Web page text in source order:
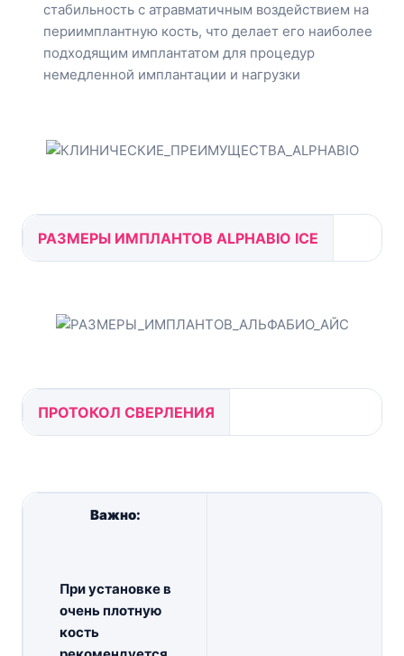
стабильность с атравматичным воздействием на
периимплантную кость, что делает его наиболее
подходящим имплантатом для процедур
немедленной имплантации и нагрузки
РАЗМЕРЫ ИМПЛАНТОВ ALPHABIO ICE
ПРОТОКОЛ СВЕРЛЕНИЯ
Важно:
При установке в
очень плотную
кость